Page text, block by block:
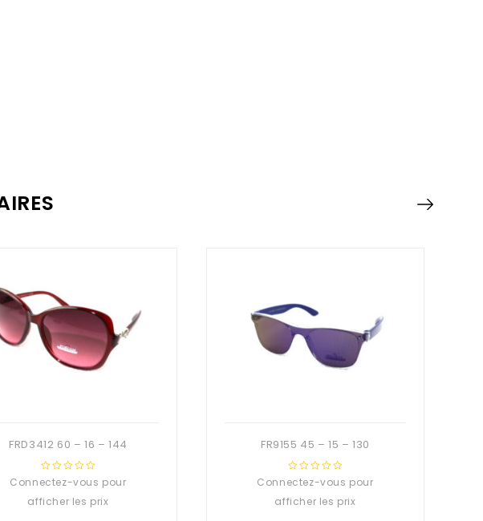
FRD3412 60 – 16 – 144
0
Connectez-vous pour
afficher les prix
FR9155 45 – 15 – 130
0
Connectez-vous pour
afficher les prix